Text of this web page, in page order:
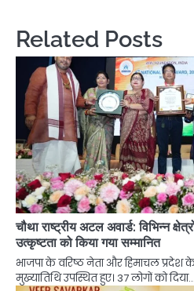
Related Posts
चौथा राष्ट्रीय अटल अवार्ड: विभिन्न
उत्कृष्टता को किया गया सम्मानित
भाजपा के वरिष्ठ नेता और हिमाचल प्रदेश
मुख्यातिथि उपस्थित हुए। 37 लोगों को दिया…